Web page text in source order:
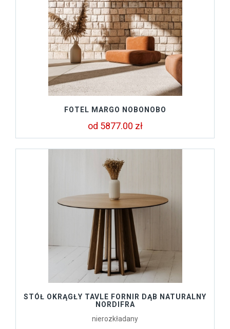
FOTEL MARGO NOBONOBO
od 5877.00 zł
STÓŁ OKRĄGŁY TAVLE FORNIR DĄB NATURALNY
NORDIFRA
nierozkładany